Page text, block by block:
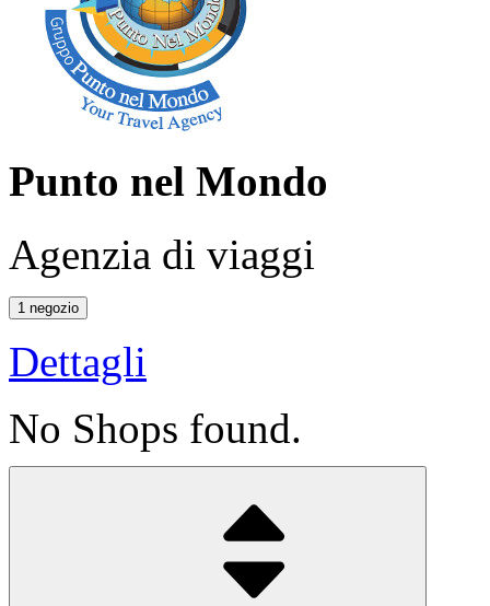
Punto nel Mondo
Agenzia di viaggi
1 negozio
Dettagli
No Shops found.